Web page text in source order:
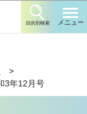
目的別検索 メニュー
3年12月号